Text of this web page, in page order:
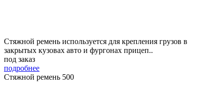
Стяжной ремень используется для крепления грузов в
закрытых кузовах авто и фургонах прицеп..
под заказ
подробнее
Стяжной ремень 500